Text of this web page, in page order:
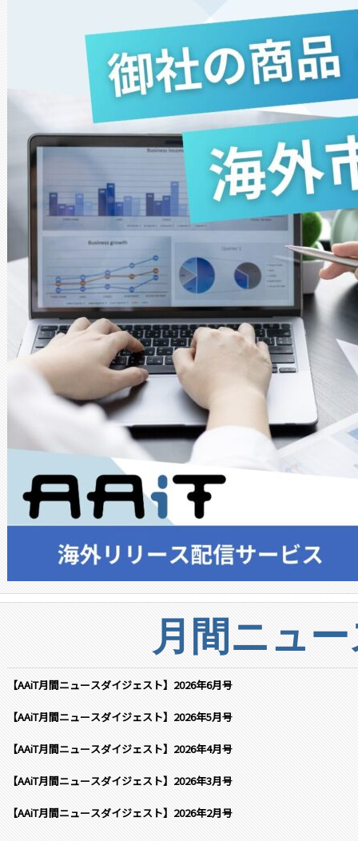
月間ニュ
【AAiT月間ニュースダイジェスト】2026年6月号
【AAiT月間ニュースダイジェスト】2026年5月号
【AAiT月間ニュースダイジェスト】2026年4月号
【AAiT月間ニュースダイジェスト】2026年3月号
【AAiT月間ニュースダイジェスト】2026年2月号